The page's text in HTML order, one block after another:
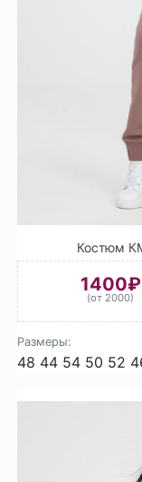
Костюм
1400₽
(от 2000)
Размеры:
48 44 54 50 52